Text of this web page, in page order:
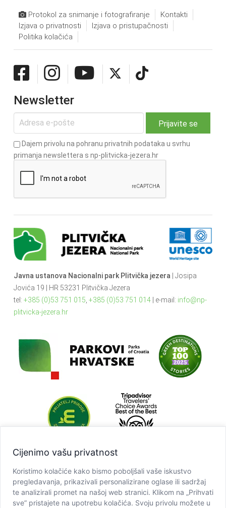
Cijenimo vašu privatnost
Koristimo kolačiće kako bismo poboljšali vaše iskustvo
pregledavanja, prikazivali personalizirane oglase ili sadržaj
te analizirali promet na našoj web stranici. Klikom na „Prihvati
sve” pristajete na upotrebu kolačića. Svoju privolu možete u
Protokol za snimanje i fotografiranje
Kontakti
Izjava o privatnosti
Izjava o pristupačnosti
Politika kolačića
Newsletter
Dajem privolu na pohranu privatnih podataka u svrhu
primanja newslettera s np-plitvicka-jezera.hr
Javna ustanova Nacionalni park Plitvička jezera| Josipa
Jovića 19 | HR 53231 Plitvička Jezera
tel: +385 (0)53 751 015, +385 (0)53 751 014| e-mail: info@np-
plitvicka-jezera.hr